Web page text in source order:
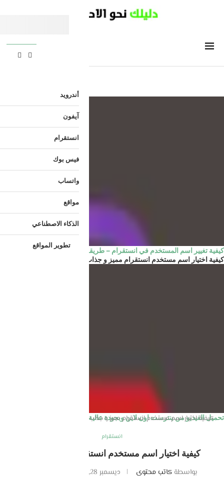
كيفية تغيير اسم المستخدم في انستقرام – طريقة تغيير اليوزر...
كيفية اختيار اسم مستخدم انستقرام مميز و جذاب
تحميل الفيديو من بنترست اون لاين وبجودة عالية
كيفية اختيار اسم مستخدم انستقرام مميز و جذاب
انستقرام
كيفية اختيار اسم مستخدم انستقرام مميز و جذاب
بواسطةكاتب محتوى ديسمبر 28, 2024
أندرويد
آيفون
انستقرام
فيس بوك
واتساب
مواقع
الذكاء الاصطناعي
تطوير المواقع